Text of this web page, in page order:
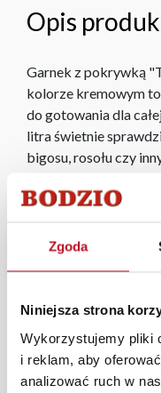
Zgoda
Niniejsza strona
Wykorzystujemy pliki
i reklam, aby
analizować ruch w
Opis
Garnek z pokrywką
kolorze kremowym
do gotowania dla
litra świetnie
bigosu, rosołu czy
mu elegancki wygląd
W przypadku
kraju. Wszystkie
dostarczamy gratis